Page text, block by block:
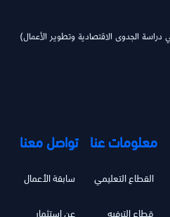
(ٱفاق الجدوى- الشركة السعودية البارزة في دراسة الجدوى الاقتصادية وتطوير الأعمال
تواصل معنا
سابقة الأعمال
عن استثمار
معلومات عنا
القطاع التعليمي
قطاع الترفيه